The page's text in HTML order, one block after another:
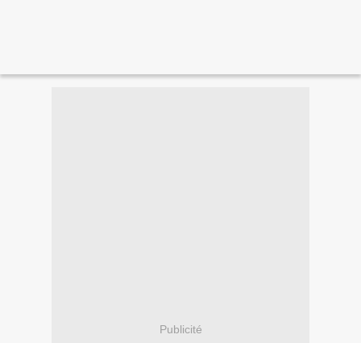
Publicité